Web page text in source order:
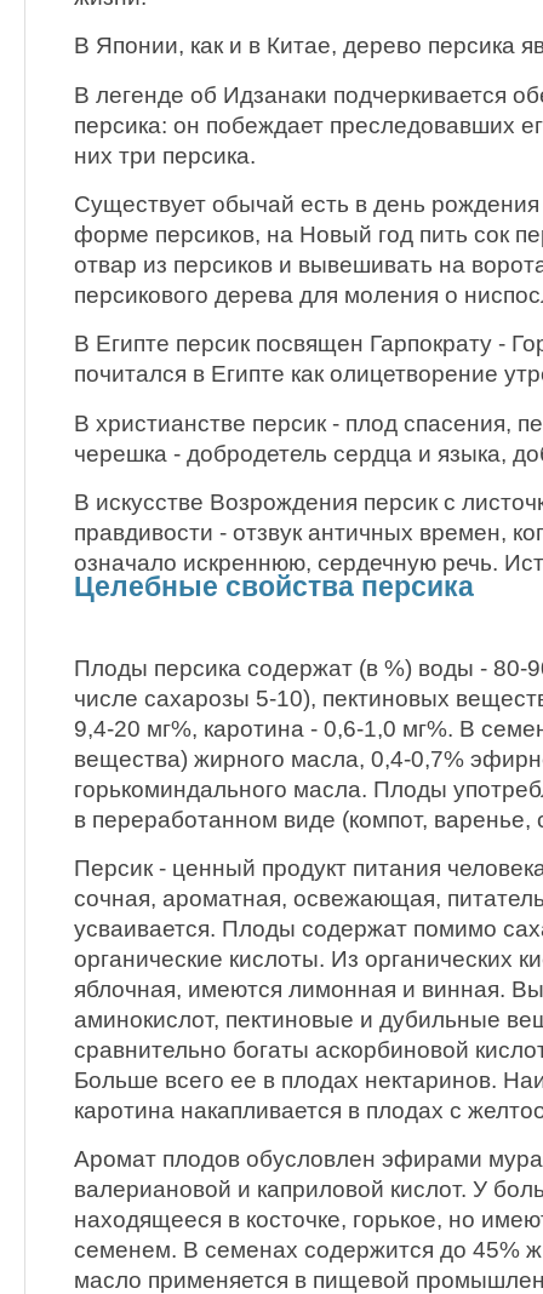
В Японии, как и в Китае, дерево персика
В легенде об Идзанаки подчеркивается
персика: он побеждает преследовавших
них три персика.
Существует обычай есть в день
форме персиков, на Новый год пить сок
отвар из персиков и вывешивать на
персикового дерева для моления о
В Египте персик посвящен Гарпократу -
почитался в Египте как олицетворение
В христианстве персик - плод спасения,
черешка - добродетель сердца и языка,
В искусстве Возрождения персик с
правдивости - отзвук античных времен,
означало искреннюю, сердечную речь.
Целебные свойства персика
Плоды персика содержат (в %) воды - 80-
числе сахарозы 5-10), пектиновых
9,4-20 мг%, каротина - 0,6-1,0 мг%. В
вещества) жирного масла, 0,4-0,7%
горькоминдального масла. Плоды
в переработанном виде (компот, варенье,
Персик - ценный продукт питания
сочная, ароматная, освежающая,
усваивается. Плоды содержат помимо
органические кислоты. Из органических
яблочная, имеются лимонная и винная.
аминокислот, пектиновые и дубильные
сравнительно богаты аскорбиновой
Больше всего ее в плодах нектаринов.
каротина накапливается в плодах с
Аромат плодов обусловлен эфирами
валериановой и каприловой кислот. У
находящееся в косточке, горькое, но
семенем. В семенах содержится до 45%
масло применяется в пищевой